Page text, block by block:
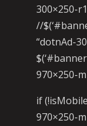
300×250-
//
“dotnAd-
970×250-
if
970×250-